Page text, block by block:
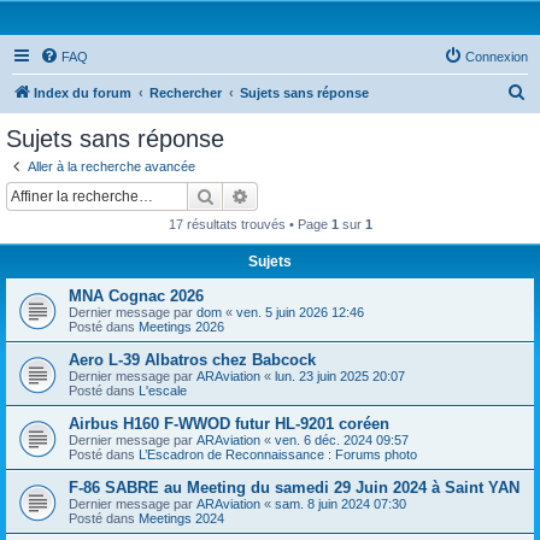
FAQ Connexion
Index du forum Rechercher Sujets sans réponse
Sujets sans réponse
Aller à la recherche avancée
Rechercher
17 résultats trouvés • Page 1 sur 1
Sujets
MNA Cognac 2026
Dernier message par dom « ven. 5 juin 2026 12:46
Posté dans Meetings 2026
Aero L-39 Albatros chez Babcock
Dernier message par ARAviation « lun. 23 juin 2025 20:07
Posté dans L'escale
Airbus H160 F-WWOD futur HL-9201 coréen
Dernier message par ARAviation « ven. 6 déc. 2024 09:57
Posté dans L’Escadron de Reconnaissance : Forums photo
F-86 SABRE au Meeting du samedi 29 Juin 2024 à Saint YAN
Dernier message par ARAviation « sam. 8 juin 2024 07:30
Posté dans Meetings 2024